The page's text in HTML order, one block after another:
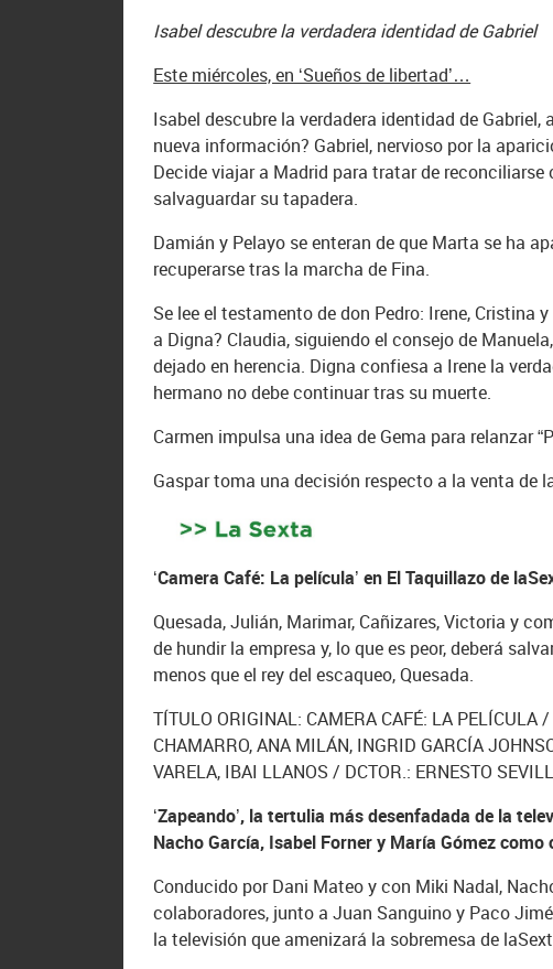
Isabel descubre la verdadera identidad de Gabriel
Este miércoles, en ‘Sueños de libertad’…
Isabel descubre la verdadera identidad de
nueva información? Gabriel, nervioso por la
Decide viajar a Madrid para tratar de
salvaguardar su tapadera.
Damián y Pelayo se enteran de que Marta se ha
recuperarse tras la marcha de Fina.
Se lee el testamento de don Pedro: Irene,
a Digna? Claudia, siguiendo el consejo de
dejado en herencia. Digna confiesa a Irene la
hermano no debe continuar tras su muerte.
Carmen impulsa una idea de Gema para relanzar
Gaspar toma una decisión respecto a la venta de
‘Camera Café: La película’ en El Taquillazo de
Quesada, Julián, Marimar, Cañizares, Victoria y
de hundir la empresa y, lo que es peor, deberá
menos que el rey del escaqueo, Quesada.
TÍTULO ORIGINAL: CAMERA CAFÉ: LA PELÍCULA
CHAMARRO, ANA MILÁN, INGRID GARCÍA
VARELA, IBAI LLANOS / DCTOR.: ERNESTO
‘Zapeando’, la tertulia más desenfadada de la
Nacho García, Isabel Forner y María Gómez
Conducido por Dani Mateo y con Miki Nadal,
colaboradores, junto a Juan Sanguino y Paco
la televisión que amenizará la sobremesa de